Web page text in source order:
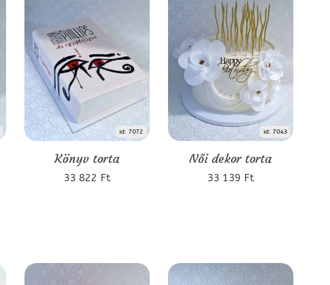
id: 7072
Könyv torta
33 822 Ft
id: 7043
Női dekor torta
33 139 Ft